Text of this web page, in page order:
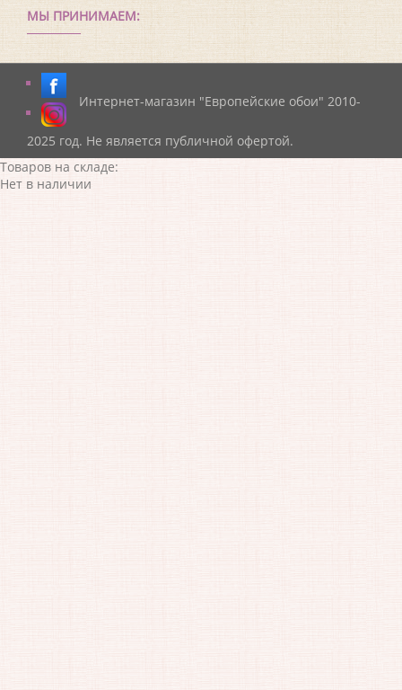
МЫ ПРИНИМАЕМ:
Интернет-магазин "Европейские обои" 2010-
2025 год. Не является публичной офертой.
Товаров на складе:
Нет в наличии